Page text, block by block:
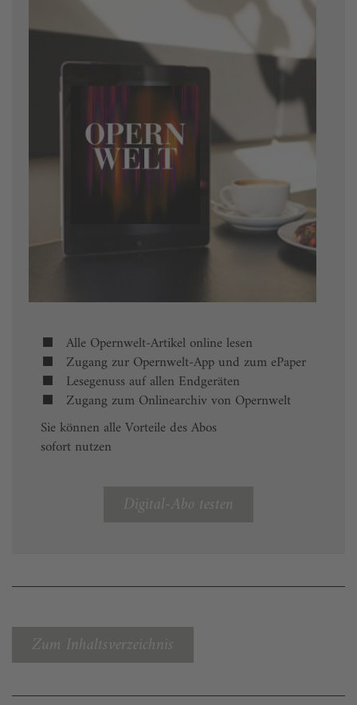
Alle Opernwelt-Artikel online lesen
Zugang zur Opernwelt-App und zum ePaper
Lesegenuss auf allen Endgeräten
Zugang zum Onlinearchiv von Opernwelt
Sie können alle Vorteile des Abos
sofort nutzen
Digital-Abo testen
Zum Inhaltsverzeichnis